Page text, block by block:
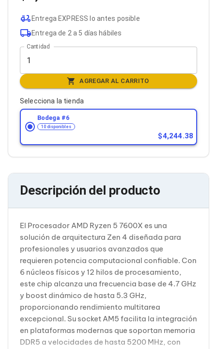
Adaptadores Audio AUX
Adaptadores Audio USB
Dispositivos de Entrada
Mouse
Mousepads
Teclados Numéricos
Controles de Juego para PC
Servidores
Accesorios para Servidores
Racks y Gabinetes
Charolas para Racks y Gabinetes
Cableado Estructurado para Servidores
Cables KVM
Fuentes de Poder
Soportes y Paneles
Sistemas Operativos para Servidores
Servidores
Discos Duros / SSD / NAS
Accesorios para Discos Duros
Gabinetes de Discos Duros
Discos Duros Externos
Discos Duros para NAS
Discos Duros para Videovigilancia
Discos Duros para Servidores
Accesorios para SSD
Gabinetes para SSD
Almacenamiento MSA
Discos Duros Internos para PC
Discos Duros Internos para Laptop
Monitores
Entrega EXPRESS lo antes posible
Entrega de 2 a 5 días hábiles
Cantidad
AGREGAR AL CARRITO
Selecciona la tienda
Bodega #6
10 disponibles
4,244.38
Descripción del producto
El Procesador AMD Ryzen 5 7600X es una
solución de arquitectura Zen 4 diseñada para
profesionales y usuarios avanzados que
requieren potencia computacional confiable. Con
6 núcleos físicos y 12 hilos de procesamiento,
este chip alcanza una frecuencia base de 4.7 GHz
y boost dinámico de hasta 5.3 GHz,
proporcionando rendimiento multitarea
excepcional. Su socket AM5 facilita la integración
en plataformas modernas que soportan memoria
DDR5 a velocidades de hasta 5200 MHz, con